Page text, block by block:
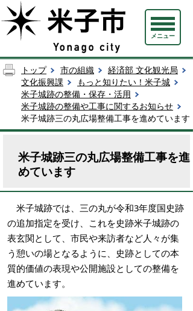
メニュー
トップ 市の組織
経済部 文化観光局
文化振興課
もっと知りたい！米子城
米子城跡の整備・保存・活用
米子城跡の整備や工事に関するお知らせ
米子城跡三の丸広場整備工事を進めています
米子城跡三の丸広場整備工事を進
めています
米子城跡では、三の丸が令和3年度国史跡
の追加指定を受け、これを史跡米子城跡の
表玄関として、市民や来訪者など人々が集
う憩いの場となるように、史跡としての本
質的価値の表現や公開施設としての整備を
進めています。